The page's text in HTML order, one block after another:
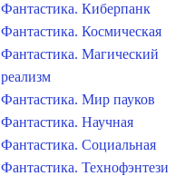
Фантастика. Киберпанк
Фантастика. Космическая
Фантастика. Магический
реализм
Фантастика. Мир пауков
Фантастика. Научная
Фантастика. Социальная
Фантастика. Технофэнтези